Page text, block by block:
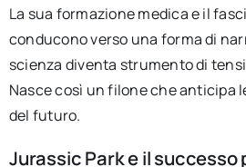
La sua formazione medica e il
conducono verso una forma di
scienza diventa strumento di
Nasce così un filone che anticipa
del futuro.
Jurassic Park e il successo